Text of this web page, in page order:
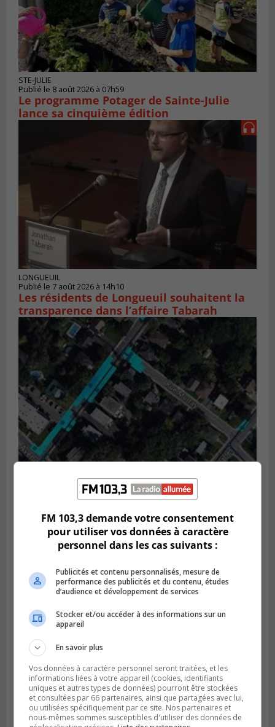
STE-JULIE
Publié le 8 août 2026 à 07h59
Le programme Potager de Sainte-Julie
lance sa cinquième édition
LONGUEUIL
Publié le 7 août 2026 à 14h10
Les résidents de Longueuil souhaitent la
transparence dans l’affaire Tabarah
Publié le 6 août 2026 à 13h45
Greenfield Park veut s’armer contre les
pluies
SAINT-HUBERT
Publié le 6 août 2026 à 09h39
Longueuil injecte 1,5 M$ pour moderniser
FM 103,3 demande votre consentement
pour utiliser vos données à caractère
personnel dans les cas suivants :
Publicités et contenu personnalisés, mesure de
performance des publicités et du contenu, études
d’audience et développement de services
Stocker et/ou accéder à des informations sur un
appareil
En savoir plus
Vos données à caractère personnel seront traitées, et les
informations liées à votre appareil (cookies, identifiants
uniques et autres types de données) pourront être stockées
et consultées par 66 partenaires, ainsi que partagées avec lui,
ou utilisées spécifiquement par ce site. Nos partenaires et
nous-mêmes sommes susceptibles d'utiliser des données de